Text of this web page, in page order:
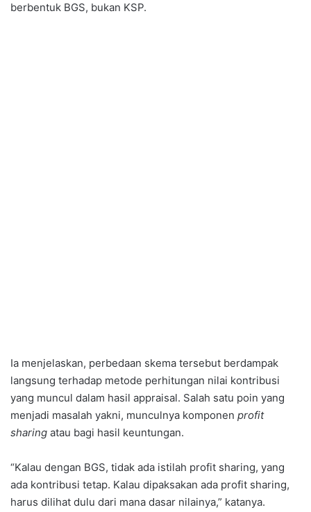
berbentuk BGS, bukan KSP.
Ia menjelaskan, perbedaan skema tersebut berdampak
langsung terhadap metode perhitungan nilai kontribusi
yang muncul dalam hasil appraisal. Salah satu poin yang
menjadi masalah yakni, munculnya komponen profit
sharing atau bagi hasil keuntungan.
“Kalau dengan BGS, tidak ada istilah profit sharing, yang
ada kontribusi tetap. Kalau dipaksakan ada profit sharing,
harus dilihat dulu dari mana dasar nilainya,” katanya.